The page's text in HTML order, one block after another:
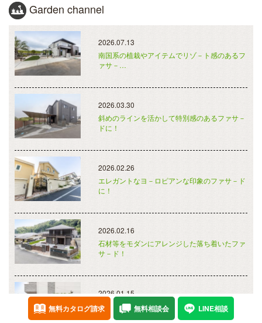
Garden channel
2026.07.13
南国系の植栽やアイテムでリゾ－ト感のあるフ
ァサ－…
2026.03.30
斜めのラインを活かして特別感のあるファサ－
ドに！
2026.02.26
エレガントなヨ－ロピアンな印象のファサ－ド
に！
2026.02.16
石材等をモダンにアレンジした落ち着いたファ
サ－ド！
2026.01.15
特別感のあるデザインウォ－ルをアクセント
に！
無料カタログ請求 無料相談会 LINE相談